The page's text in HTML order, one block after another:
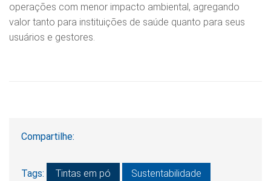
operações com menor impacto ambiental, agregando
valor tanto para instituições de saúde quanto para seus
usuários e gestores.
Compartilhe:
Tags: Tintas em pó Sustentabilidade